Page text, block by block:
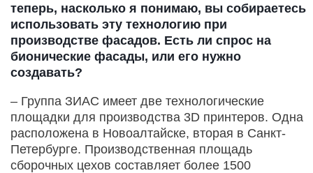
теперь, насколько я понимаю, вы собираетесь
использовать эту технологию при
производстве фасадов. Есть ли спрос на
бионические фасады, или его нужно
создавать?
– Группа ЗИАС имеет две технологические
площадки для производства 3D принтеров. Одна
расположена в Новоалтайске, вторая в Санкт-
Петербурге. Производственная площадь
сборочных цехов составляет более 1500